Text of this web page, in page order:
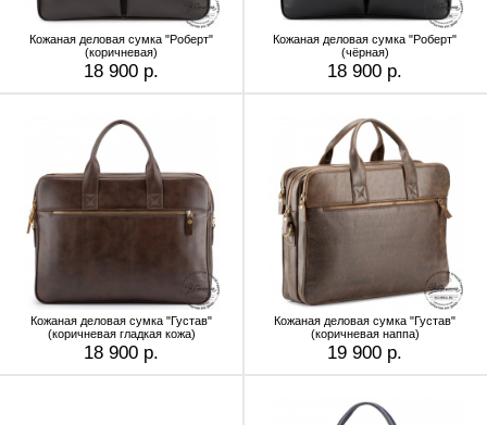
Кожаная деловая сумка "Роберт"
(коричневая)
18 900 р.
Кожаная деловая сумка "Роберт"
(чёрная)
18 900 р.
Кожаная деловая сумка "Густав"
(коричневая гладкая кожа)
18 900 р.
Кожаная деловая сумка "Густав"
(коричневая наппа)
19 900 р.